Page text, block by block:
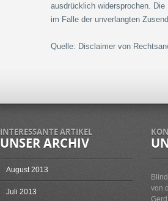
ausdrücklich widersprochen.
im Falle der unverlangten
Quelle: Disclaimer von
INTERESSANTE ARTIKEL
UNSER ARCHIV
August 2013
Juli 2013
von